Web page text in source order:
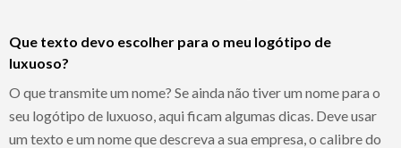
Que texto devo escolher para o meu logótipo de
luxuoso?
O que transmite um nome? Se ainda não tiver um nome para o
seu logótipo de luxuoso, aqui ficam algumas dicas. Deve usar
um texto e um nome que descreva a sua empresa, o calibre do